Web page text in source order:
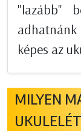
"lazább"
képes az
MILYEN